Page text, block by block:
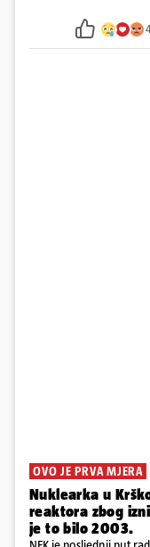
tamošnji liječnici ne
OVO JE PRVA MJERA
Nuklearka u
reaktora zbog
je to bilo 2003.